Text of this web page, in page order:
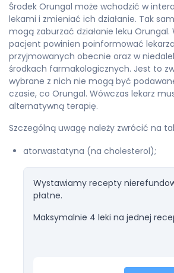
Środek Orungal może wchodzić w
lekami i zmieniać ich działanie. Tak
mogą zaburzać działanie leku Orungal.
pacjent powinien poinformować
przyjmowanych obecnie oraz w
środkach farmakologicznych. Jest to
wybrane z nich nie mogą być
czasie, co Orungal. Wówczas lekarz
alternatywną terapię.
Szczególną uwagę należy zwrócić na
atorwastatyna (na cholesterol);
Wystawiamy recepty
płatne.
Maksymalnie 4 leki na jednej